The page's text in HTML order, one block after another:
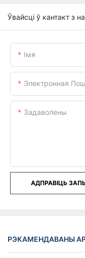
Ўвайсці ў кантакт з
Імя
Электронная
Задаволены
АДПРАВІЦЬ
РЭКАМЕНДАВАНЫ